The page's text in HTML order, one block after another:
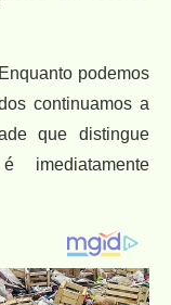
podemos
continuamos a
que distingue
imediatamente